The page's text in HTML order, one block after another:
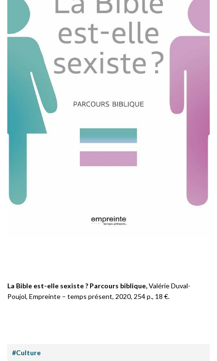
La Bible est-elle sexiste ? Parcours biblique,Valérie Duval-
Poujol, Empreinte – temps présent, 2020, 254 p., 18 €.
#Culture